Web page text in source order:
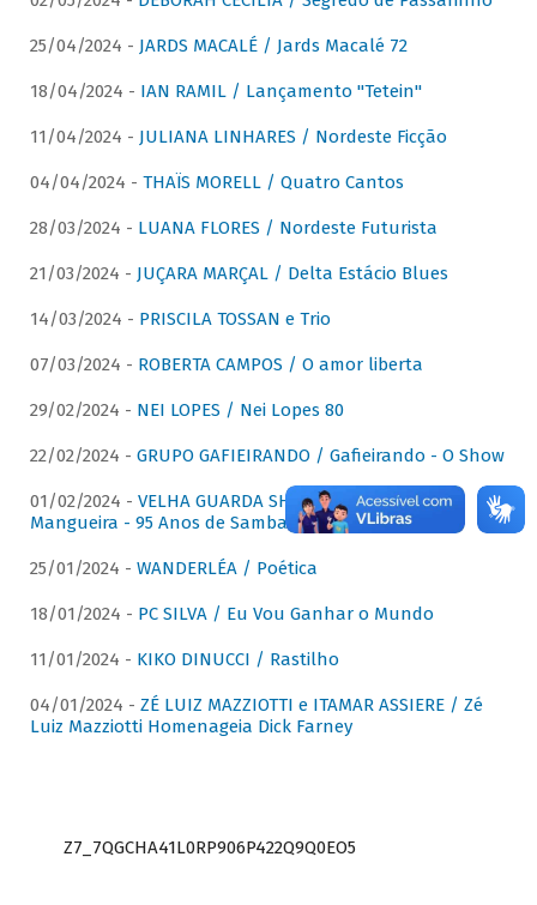
25/04/2024 - JARDS MACALÉ / Jards Macalé 72
18/04/2024 - IAN RAMIL / Lançamento "Tetein"
11/04/2024 - JULIANA LINHARES / Nordeste Ficção
04/04/2024 - THAÏS MORELL / Quatro Cantos
28/03/2024 - LUANA FLORES / Nordeste Futurista
21/03/2024 - JUÇARA MARÇAL / Delta Estácio Blues
14/03/2024 - PRISCILA TOSSAN e Trio
07/03/2024 - ROBERTA CAMPOS / O amor liberta
29/02/2024 - NEI LOPES / Nei Lopes 80
22/02/2024 - GRUPO GAFIEIRANDO / Gafieirando - O Show
01/02/2024 - VELHA GUARDA SHOW DA MANGUEIRA /
Mangueira - 95 Anos de Samba
25/01/2024 - WANDERLÉA / Poética
18/01/2024 - PC SILVA / Eu Vou Ganhar o Mundo
11/01/2024 - KIKO DINUCCI / Rastilho
04/01/2024 - ZÉ LUIZ MAZZIOTTI e ITAMAR ASSIERE / Zé
Luiz Mazziotti Homenageia Dick Farney
Z7_7QGCHA41L0RP906P422Q9Q0EO5